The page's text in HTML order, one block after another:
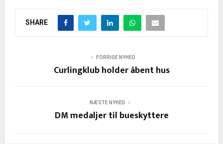
SHARE
FORRIGE NYHED
Curlingklub holder åbent hus
NÆSTE NYHED
DM medaljer til bueskyttere